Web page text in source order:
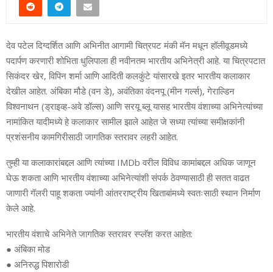
देव पटेल दिग्दर्शित आणि अभिनीत आगामी चित्रपट मंकी मॅन मधून हॉलीवूडमध्ये
पदार्पण करणारी शोभिता धुलिपाला ही नवीनतम भारतीय अभिनेत्री आहे. या चित्रपटात
सिकंदर खेर, विपिन शर्मा आणि आदिती कलकुंटे यांसारखे इतर भारतीय कलाकार
देखील आहेत. अंबिका मौडे (वन डे), अवंतिका वंदनपू (मीन गर्ल्स), गेराल्डिन
विश्वनाथन (ड्राइव्ह-अवे डॉल्स) आणि सरयू ब्लू यासह भारतीय वंशाच्या अभिनेत्यांच्या
नामांकित यादीमध्ये हे कलाकार सामील झाले आहेत जे सध्या त्यांच्या समीक्षकांनी
प्रशंसनीय कामगिरीसाठी जागतिक स्तरावर लहरी आहेत.
तुम्ही या कलाकारांबद्दल आणि त्यांच्या IMDb वरील विविध कामांबद्दल अधिक जाणून
घेऊ शकता आणि भारतीय वंशाच्या अभिनेत्यांशी संपर्क ठेवण्यासाठी ही सतत वाढत
जाणारी गॅलरी पाहू शकता ज्यांनी आंतरराष्ट्रीय खिताबांमध्ये स्वतःसाठी स्थान निर्माण
केले आहे.
भारतीय वंशाचे अभिनेते जागतिक स्तरावर स्प्लॅश करत आहेत:
● अंबिका मोड
● अनिरुद्ध पिशारोडी